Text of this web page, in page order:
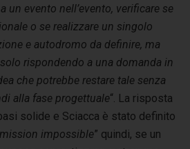
un evento nell’evento, verificare se
o se realizzare un singolo
e autodromo da definire, ma
rispondendo a una domanda in
che potrebbe restare tale senza
alla fase progettuale“. La risposta
solide e Sciacca è stato definito
mission impossible” quindi, se un